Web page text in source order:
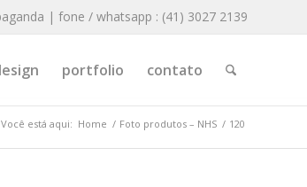
| fone / whatsapp : (41) 3027 2139
portfolio contato
Você está aqui: Home / Foto produtos – NHS / 120